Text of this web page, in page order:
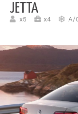
JETTA
x5 x4 A/